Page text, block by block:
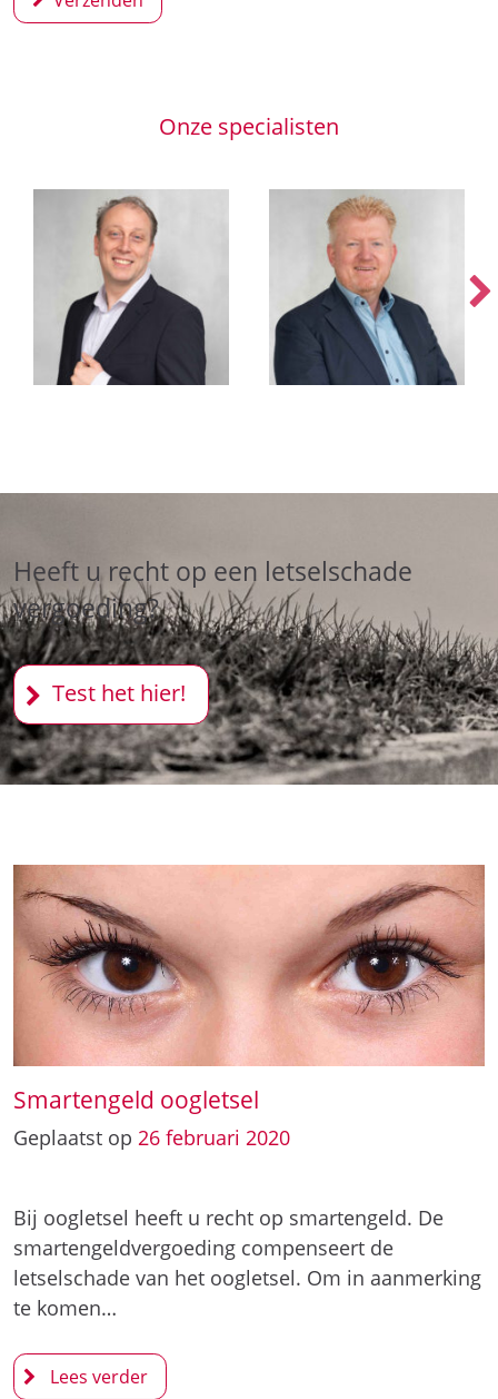
Onze specialisten
Heeft u recht op een letselschade
vergoeding?
Test het hier!
Smartengeld oogletsel
Geplaatst op 26 februari 2020
Bij oogletsel heeft u recht op smartengeld. De
smartengeldvergoeding compenseert de
letselschade van het oogletsel. Om in aanmerking
te komen…